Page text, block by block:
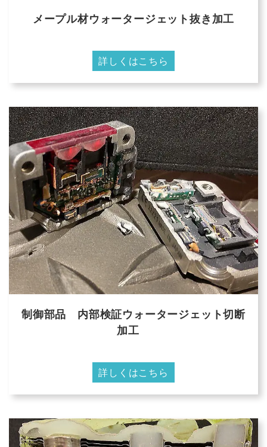
メープル材ウォータージェット抜き加工
詳しくはこちら
制御部品 内部検証ウォータージェット切断
加工
詳しくはこちら